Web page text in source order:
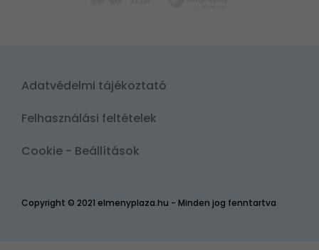
Copyright © 2021 elmenyplaza.hu - Minden jog fenntartva
Adatvédelmi tájékoztató
Felhasználási feltételek
Cookie - Beállítások